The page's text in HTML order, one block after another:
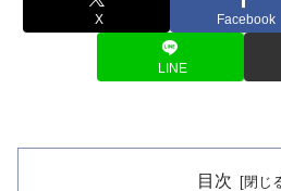
X Facebook
LINE
目次